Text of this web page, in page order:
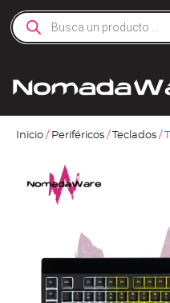
Inicio / Periféricos / Teclados /